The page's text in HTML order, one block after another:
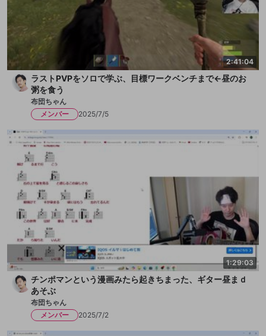
2:41:04
ラストPVPをソロで学ぶ、目標ワークベンチまで←昼のお
粥を食う
布団ちゃん
メンバー
2025/7/5
1:29:03
チンポマンという漫画みたら起きちまった、ギター昼まｄ
あそぶ
布団ちゃん
メンバー
2025/7/2